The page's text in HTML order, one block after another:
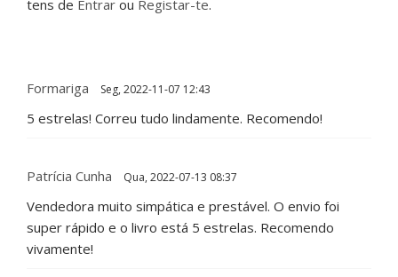
tens de Entrar ou Registar-te.
Formariga Seg, 2022-11-07 12:43
5 estrelas! Correu tudo lindamente. Recomendo!
Patrícia Cunha Qua, 2022-07-13 08:37
Vendedora muito simpática e prestável. O envio foi
super rápido e o livro está 5 estrelas. Recomendo
vivamente!